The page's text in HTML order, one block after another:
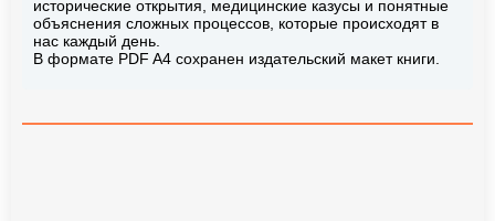
исторические открытия, медицинские казусы и понятные
объяснения сложных процессов, которые происходят в
нас каждый день.
В формате PDF A4 сохранен издательский макет книги.